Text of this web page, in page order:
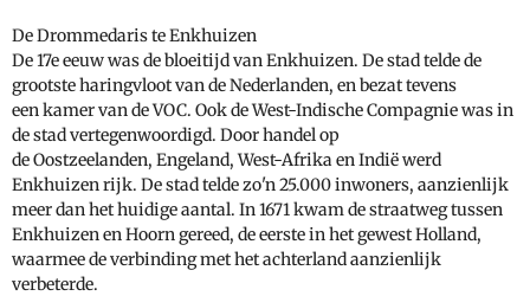
De Drommedaris te Enkhuizen
De 17e eeuw was de bloeitijd van Enkhuizen. De stad telde de
grootste haringvloot van de Nederlanden, en bezat tevens
een kamer van de VOC. Ook de West-Indische Compagnie was in
de stad vertegenwoordigd. Door handel op
de Oostzeelanden, Engeland, West-Afrika en Indië werd
Enkhuizen rijk. De stad telde zo'n 25.000 inwoners, aanzienlijk
meer dan het huidige aantal. In 1671 kwam de straatweg tussen
Enkhuizen en Hoorn gereed, de eerste in het gewest Holland,
waarmee de verbinding met het achterland aanzienlijk
verbeterde.